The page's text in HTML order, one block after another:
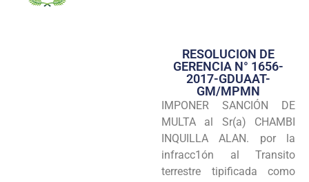
Transparencia
Seguridad
Programas
Intranet
RESOLUCION DE
GERENCIA N° 1656-
2017-GDUAAT-
GM/MPMN
IMPONER SANCIÓN DE
MULTA al Sr(a) CHAMBI
INQUILLA ALAN. por la
infracc1ón al Transito
terrestre tipificada como